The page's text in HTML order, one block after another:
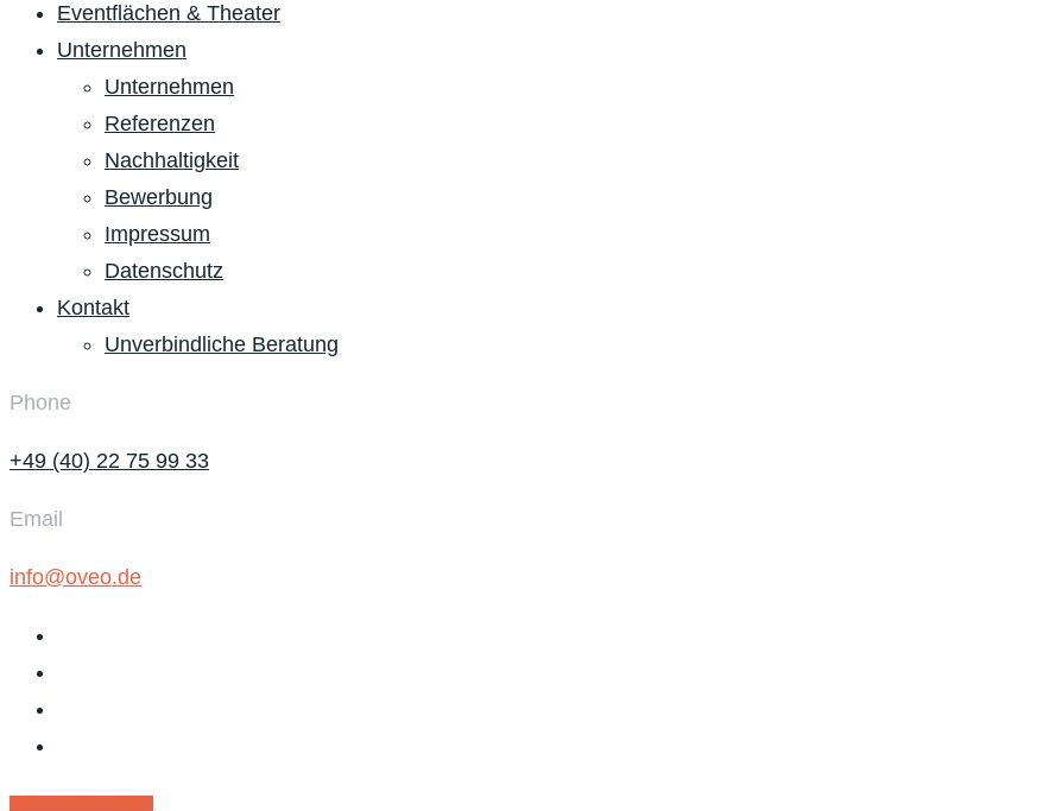
Eventflächen & Theater
Unternehmen
Unternehmen
Referenzen
Nachhaltigkeit
Bewerbung
Impressum
Datenschutz
Kontakt
Unverbindliche Beratung
Phone
+49 (40) 22 75 99 33
Email
info@oveo.de